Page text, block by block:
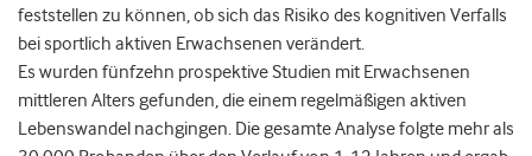
feststellen zu können, ob sich das Risiko des kognitiven Verfalls
bei sportlich aktiven Erwachsenen verändert.
Es wurden fünfzehn prospektive Studien mit Erwachsenen
mittleren Alters gefunden, die einem regelmäßigen aktiven
Lebenswandel nachgingen. Die gesamte Analyse folgte mehr als